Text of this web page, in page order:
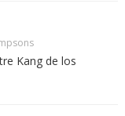
Kang de los